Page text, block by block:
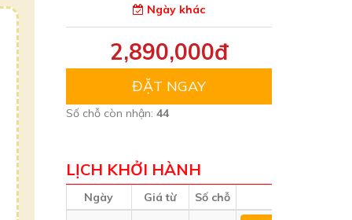
Ngày khác
2,890,000đ
ĐẶT NGAY
Số chỗ còn nhận: 44
LỊCH KHỞI HÀNH
Ngày Giá từ Số chỗ